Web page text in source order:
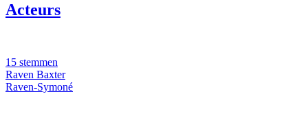
Acteurs
15 stemmen
Raven Baxter
Raven-Symoné